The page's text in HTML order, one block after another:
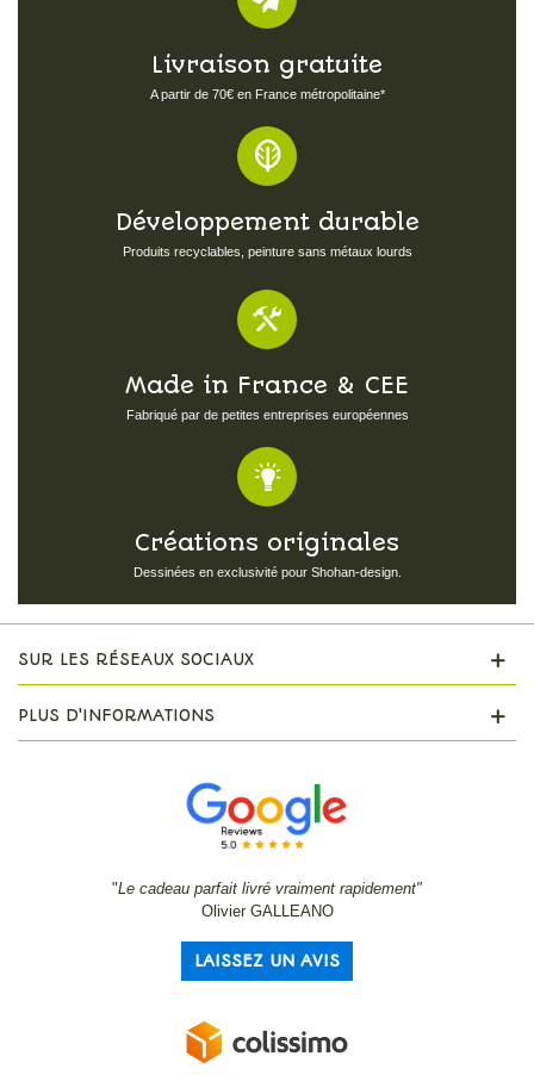
Livraison gratuite
A partir de 70€ en France métropolitaine*
Développement durable
Produits recyclables, peinture sans métaux lourds
Made in France & CEE
Fabriqué par de petites entreprises européennes
Créations originales
Dessinées en exclusivité pour Shohan-design.
SUR LES RÉSEAUX SOCIAUX
PLUS D'INFORMATIONS
"Le cadeau parfait livré vraiment rapidement"
Olivier GALLEANO
LAISSEZ UN AVIS